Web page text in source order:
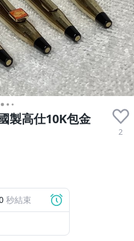
製高仕10K包金
2
秒結束